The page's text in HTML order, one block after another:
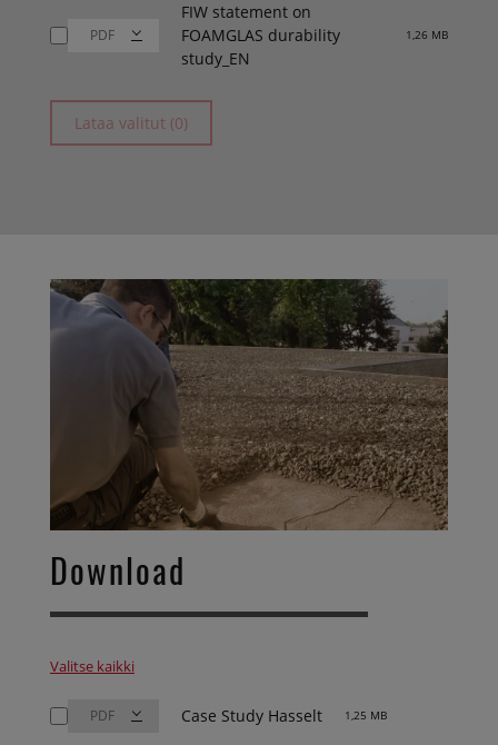
FIW statement on
FOAMGLAS durability
study_EN
1,26 MB
Lataa valitut (0)
Download
Valitse kaikki
Case Study Hasselt 1,25 MB